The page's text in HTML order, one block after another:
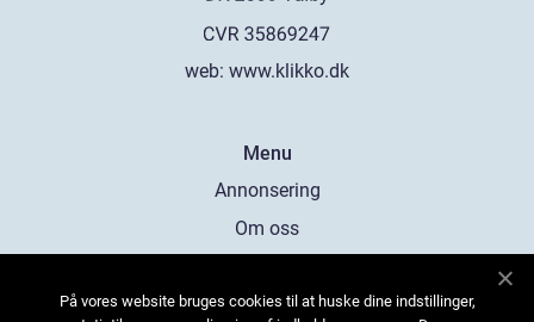
web: www.klikko.dk
Menu
Annonsering
Om oss
Kontakta oss
På vores website bruges cookies til at huske dine indstillinger,